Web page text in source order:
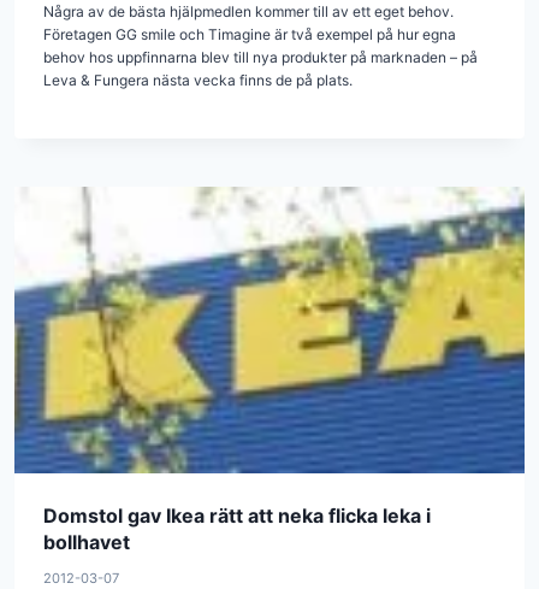
Några av de bästa hjälpmedlen kommer till av ett eget behov.
Företagen GG smile och Timagine är två exempel på hur egna
behov hos uppfinnarna blev till nya produkter på marknaden – på
Leva & Fungera nästa vecka finns de på plats.
Domstol gav Ikea rätt att neka flicka leka i
bollhavet
2012-03-07